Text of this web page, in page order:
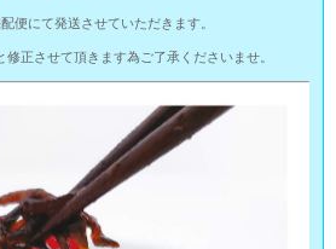
便にて発送させていただきます。
正させて頂きます為ご了承くださいませ。